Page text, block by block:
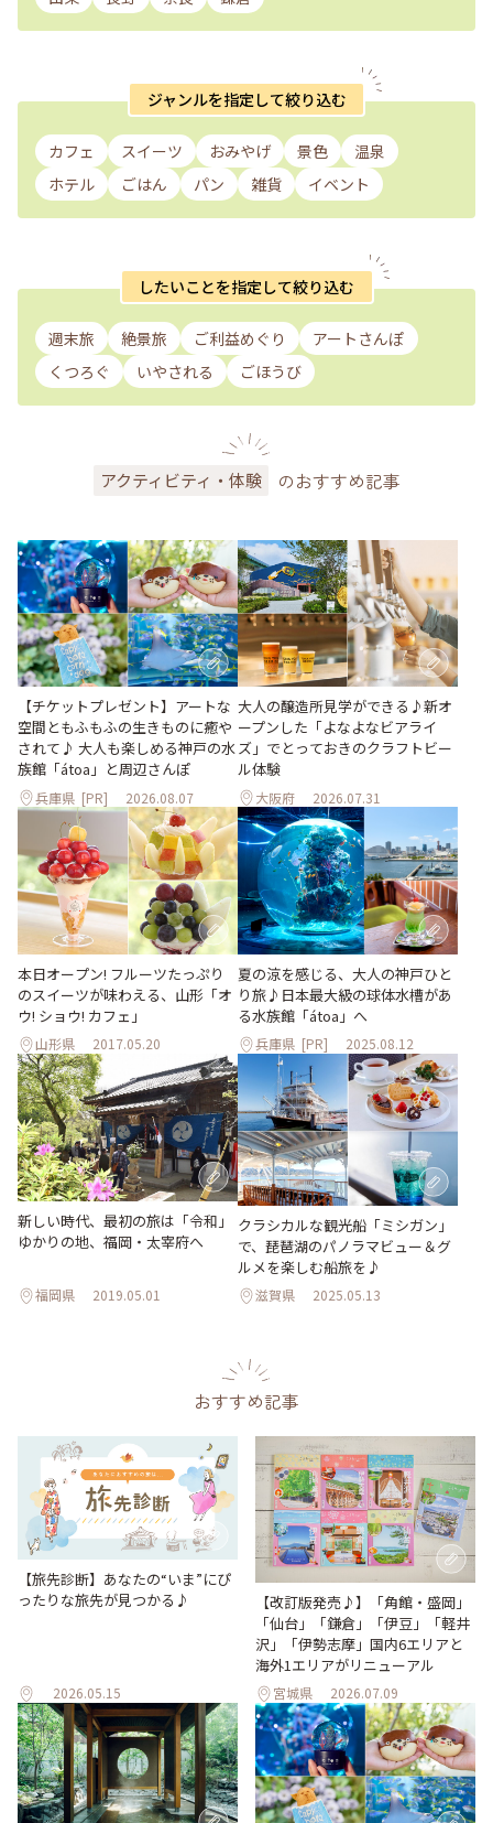
ジャンルを指定して絞り込む
カフェ スイーツ おみやげ 景色
温泉
ホテル
ごはん パン 雑貨 イベント
したいことを指定して絞り込む
週末旅 絶景旅 ご利益めぐり
アートさんぽ
くつろぐ
いやされる ごほうび
アクティビティ・体験 のおすすめ記事
【チケットプレゼント】アートな
空間ともふもふの生きものに癒や
されて♪ 大人も楽しめる神戸の水
族館「átoa」と周辺さんぽ
兵庫県 [PR] 2026.08.07
大人の醸造所見学ができる♪新オ
ープンした「よなよなビアライ
ズ」でとっておきのクラフトビー
ル体験
大阪府 2026.07.31
本日オープン! フルーツたっぷり
のスイーツが味わえる、山形「オ
ウ! ショウ! カフェ」
山形県 2017.05.20
夏の涼を感じる、大人の神戸ひと
り旅♪日本最大級の球体水槽があ
る水族館「átoa」へ
兵庫県 [PR] 2025.08.12
新しい時代、最初の旅は「令和」
ゆかりの地、福岡・太宰府へ
福岡県 2019.05.01
クラシカルな観光船「ミシガン」
で、琵琶湖のパノラマビュー＆グ
ルメを楽しむ船旅を♪
滋賀県 2025.05.13
おすすめ記事
【旅先診断】あなたの“いま”にぴ
ったりな旅先が見つかる♪
2026.05.15
【改訂版発売♪】「角館・盛岡」
「仙台」「鎌倉」「伊豆」「軽井
沢」「伊勢志摩」国内6エリアと
海外1エリアがリニューアル
宮城県 2026.07.09